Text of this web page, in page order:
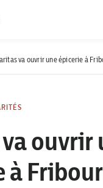
va ouvrir une épicerie à
ouvrir
à